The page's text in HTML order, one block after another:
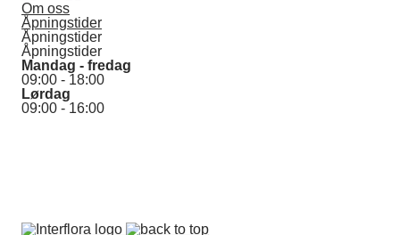
Om oss
Åpningstider
Åpningstider
Åpningstider
Mandag - fredag
09:00 - 18:00
Lørdag
09:00 - 16:00